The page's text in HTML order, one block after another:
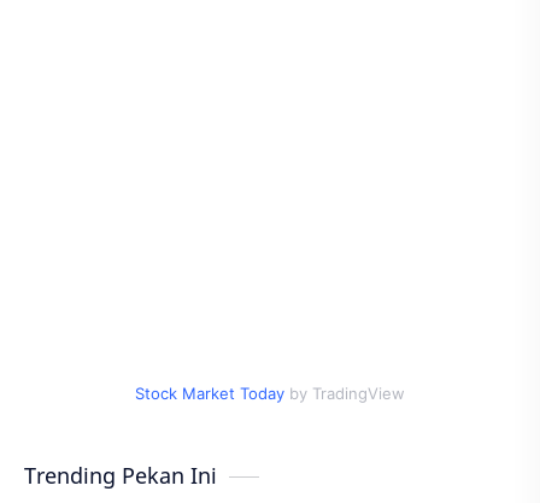
Stock Market Today by TradingView
Trending Pekan Ini